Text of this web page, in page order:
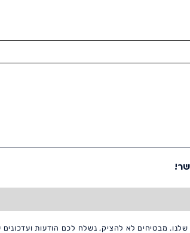
שלנו. מבטיחים לא להציק, נשלח לכם הודעות ועדכונים